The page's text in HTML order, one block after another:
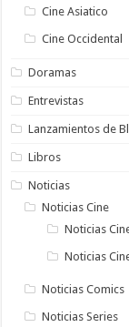
Cine Asiatico
Cine Occidental
Doramas
Entrevistas
Lanzamientos de
Libros
Noticias
Noticias Cine
Noticias
Noticias
Noticias Comics
Noticias Series